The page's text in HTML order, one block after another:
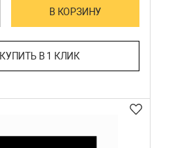
В КОРЗИНУ
КУПИТЬ В 1 КЛИК